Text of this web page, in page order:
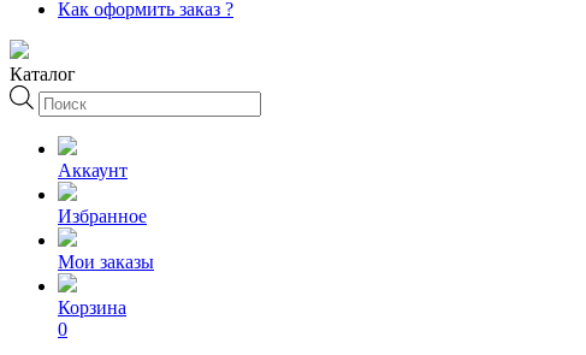
Как оформить заказ ?
Каталог
Поиск
товаров
Аккаунт
Избранное
Мои заказы
Корзина
0